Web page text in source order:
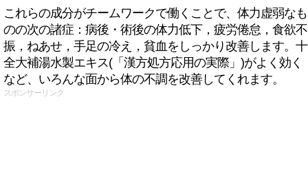
これらの成分がチームワークで働くことで、体力虚弱なも
のの次の諸症：病後・術後の体力低下，疲労倦怠，食欲不
振，ねあせ，手足の冷え，貧血をしっかり改善します。十
全大補湯水製エキス(「漢方処方応用の実際」)がよく効く
など、いろんな面から体の不調を改善してくれます。
スポンサーリンク